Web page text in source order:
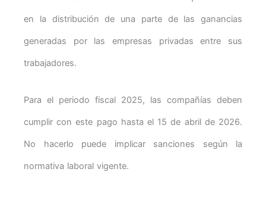
en la distribución de una parte de las ganancias
generadas por las empresas privadas entre sus
trabajadores.
Para el periodo fiscal 2025, las compañías deben
cumplir con este pago hasta el 15 de abril de 2026.
No hacerlo puede implicar sanciones según la
normativa laboral vigente.